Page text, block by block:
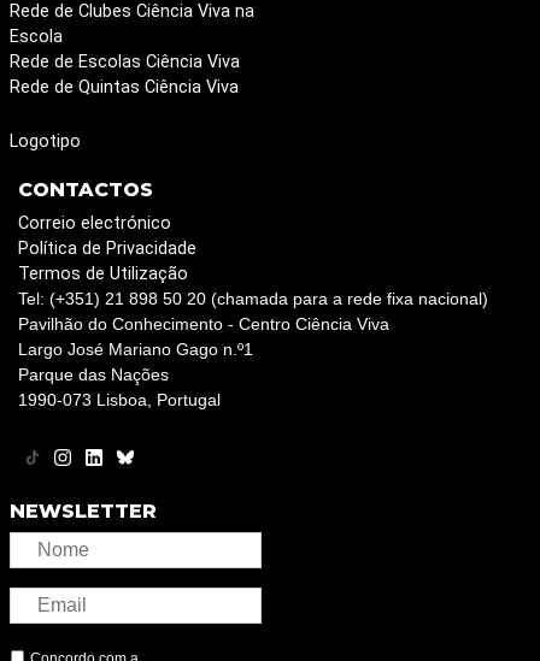
Rede de Clubes Ciência Viva na
Escola
Rede de Escolas Ciência Viva
Rede de Quintas Ciência Viva
Logotipo
CONTACTOS
Correio electrónico
Política de Privacidade
Termos de Utilização
Tel: (+351) 21 898 50 20 (chamada para a rede fixa nacional)
Pavilhão do Conhecimento - Centro Ciência Viva
Largo José Mariano Gago n.º1
Parque das Nações
1990-073 Lisboa, Portugal
NEWSLETTER